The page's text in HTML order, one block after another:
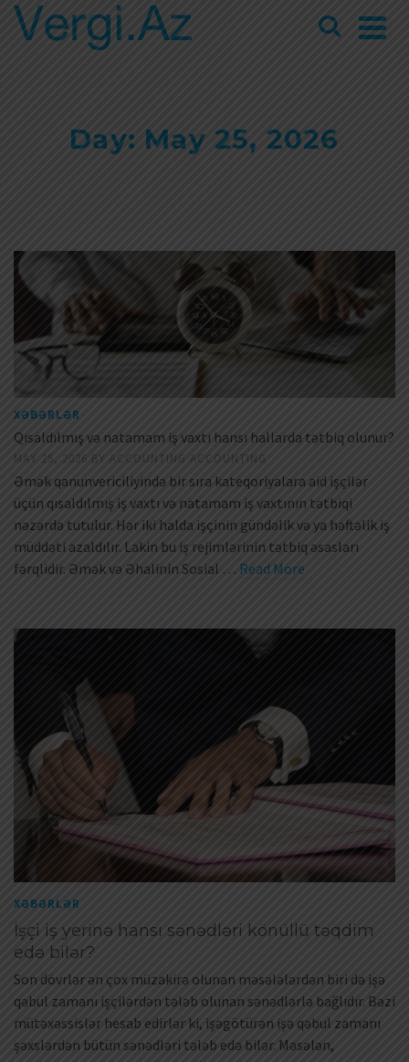
Day: May 25, 2026
XƏBƏRLƏR
Qısaldılmış və natamam iş vaxtı hansı hallarda tətbiq olunur?
MAY 25, 2026 BY ACCOUNTING ACCOUNTING
Əmək qanunvericiliyində bir sıra kateqoriyalara aid işçilər
üçün qısaldılmış iş vaxtı və natamam iş vaxtının tətbiqi
nəzərdə tutulur. Hər iki halda işçinin gündəlik və ya həftəlik iş
müddəti azaldılır. Lakin bu iş rejimlərinin tətbiq əsasları
fərqlidir. Əmək və Əhalinin Sosial … Read More
XƏBƏRLƏR
İşçi iş yerinə hansı sənədləri könüllü təqdim
edə bilər?
Son dövrlər ən çox müzakirə olunan məsələlərdən biri də işə
qəbul zamanı işçilərdən tələb olunan sənədlərlə bağlıdır. Bəzi
mütəxəssislər hesab edirlər ki, işəgötürən işə qəbul zamanı
şəxslərdən bütün sənədləri tələb edə bilər. Məsələn,